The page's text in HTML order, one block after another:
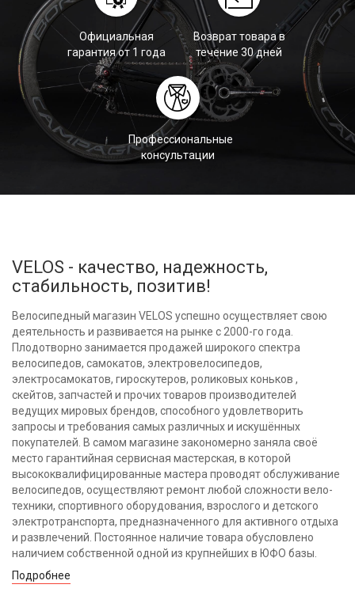
Официальная
гарантия от 1 года
Возврат товара в
течение 30 дней
Профессиональные
консультации
VELOS - качество, надежность,
стабильность, позитив!
Велосипедный магазин VELOS успешно осуществляет свою
деятельность и развивается на рынке с 2000-го года.
Плодотворно занимается продажей широкого спектра
велосипедов, самокатов, электровелосипедов,
электросамокатов, гироскутеров, роликовых коньков ,
скейтов, запчастей и прочих товаров производителей
ведущих мировых брендов, способного удовлетворить
запросы и требования самых различных и искушённых
покупателей. В самом магазине закономерно заняла своё
место гарантийная сервисная мастерская, в которой
высококвалифицированные мастера проводят обслуживание
велосипедов, осуществляют ремонт любой сложности вело-
техники, спортивного оборудования, взрослого и детского
электротранспорта, предназначенного для активного отдыха
и развлечений. Постоянное наличие товара обусловлено
наличием собственной одной из крупнейших в ЮФО базы.
Подробнее